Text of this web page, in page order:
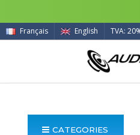
Français English TVA:
CATEGORIES